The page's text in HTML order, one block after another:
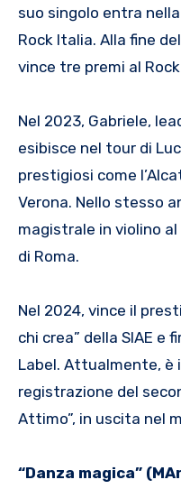
suo singolo entra
Rock Italia. Alla fine
vince tre premi al
Nel 2023, Gabriele,
esibisce nel tour di
prestigiosi come
Verona. Nello stesso
magistrale in violino
di Roma.
Nel 2024, vince il
chi crea” della SIAE e
Label. Attualmente, è
registrazione del
Attimo”, in uscita nel
“Danza magica”